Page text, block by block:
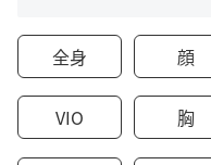
全身 顔
VIO 胸